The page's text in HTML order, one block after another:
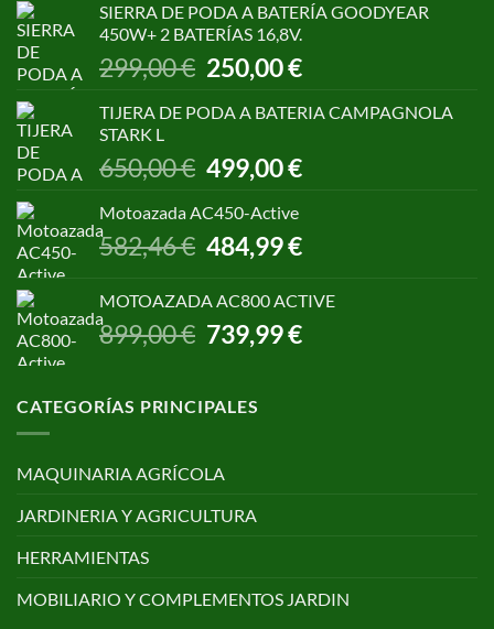
era:
1.055,00 €.
es:
SIERRA DE PODA A BATERÍA GOODYEAR
450W+ 2 BATERÍAS 16,8V.
299,00€ El
precio
original
299,00 €.
250,00€El
actual
250,00 €.
TIJERA DE PODA A BATERIA CAMPAGNOLA
STARK L
650,00€
El
precio
original
650,00 €.
499,00€El
499,00 €.
Motoazada AC450-Active
582,46€
El
precio
era:
582,46 €.
484,99€El
es:
484,99 €.
MOTOAZADA AC800 ACTIVE
899,00€ El
precio
era:
739,99€El
CATEGORÍAS PRINCIPALES
MAQUINARIA AGRÍCOLA
JARDINERIA Y AGRICULTURA
HERRAMIENTAS
MOBILIARIO Y COMPLEMENTOS JARDIN